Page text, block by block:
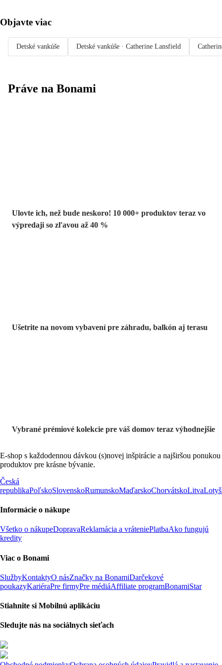
Objavte viac
Detské vankúše Detské vankúše · Catherine Lansfield
Práve na Bonami
Ulovte ich, než bude neskoro! 10 000+ produktov teraz vo
výpredaji so zľavou až 40 %
Ušetrite na novom vybavení pre záhradu, balkón aj terasu
Vybrané prémiové kolekcie pre váš domov teraz výhodnejšie
E-shop s každodennou dávkou (s)novej inšpirácie a najširšou ponukou
produktov pre krásne bývanie.
Česká
republikaPoľskoSlovenskoRumunskoMaďarskoChorvátskoLitva
Informácie o nákupe
Všetko o nákupeDopravaReklamácia a vráteniePlatbaAko fungujú
kredity
Viac o Bonami
SlužbyKontaktyO násZnačky na BonamiDarčekové
poukazyKariéraPre firmyPre médiáAffiliate programBonamiStar
Stiahnite si Mobilnú aplikáciu
Sledujte nás na sociálnych sieťach